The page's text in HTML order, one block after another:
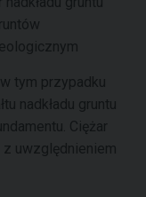
tym przypadku
nadkładu gruntu
Ciężar
z uwzględnieniem